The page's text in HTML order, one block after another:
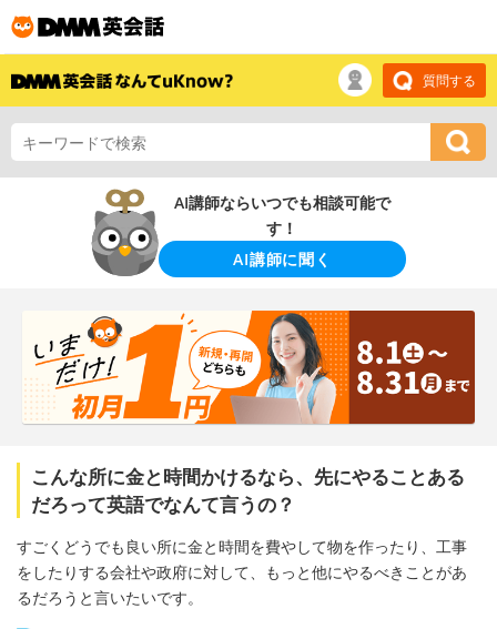
質問する
AI講師ならいつでも相談可能で
す！
AI講師に聞く
こんな所に金と時間かけるなら、先にやることある
だろって英語でなんて言うの？
すごくどうでも良い所に金と時間を費やして物を作ったり、工事
をしたりする会社や政府に対して、もっと他にやるべきことがあ
るだろうと言いたいです。